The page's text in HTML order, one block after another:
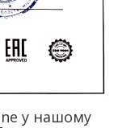
у нашому